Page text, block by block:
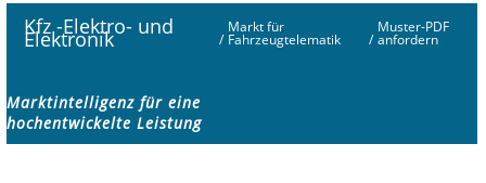
Kfz -Elektro- und
Elektronik /
Markt für
Fahrzeugtelematik /
Muster-PDF
anfordern
Marktintelligenz für eine
hochentwickelte Leistung